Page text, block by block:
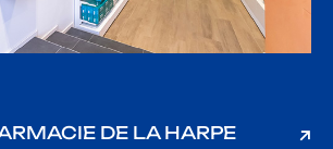
DE LA HARPE